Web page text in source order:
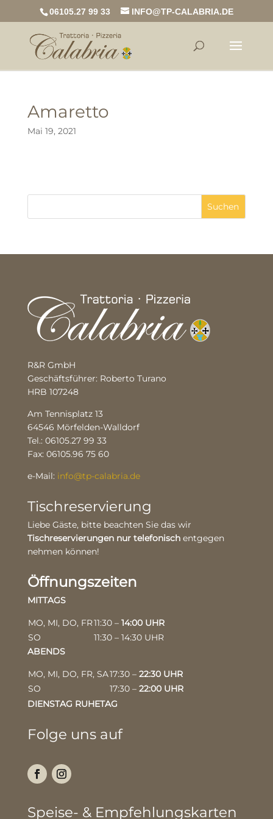
06105.27 99 33 INFO@TP-CALABRIA.DE
Amaretto
Mai 19, 2021
R&R GmbH
Geschäftsführer: Roberto Turano
HRB 107248
Am Tennisplatz 13
64546 Mörfelden-Walldorf
Tel.: 06105.27 99 33
Fax: 06105.96 75 60
e-Mail: info@tp-calabria.de
Tischreservierung
Liebe Gäste, bitte beachten Sie das wir
Tischreservierungen nur telefonischentgegen
nehmen können!
Öffnungszeiten
MITTAGS
MO, MI, DO, FR11:30 – 14:00 UHR
SO
11:30 – 14:30 UHR
ABENDS
MO, MI, DO, FR, SA17:30 – 22:30 UHR
SO
17:30 – 22:00 UHR
DIENSTAG RUHETAG
Folge uns auf
Speise- & Empfehlungskarten